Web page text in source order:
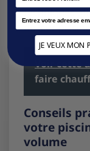
techniques
de leur
Voir cette
faire
Conseils
votre
volume
Email
JE VEUX MON